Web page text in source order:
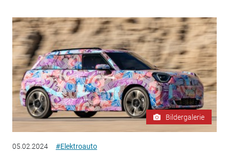
Bildergalerie
05.02.2024 #Elektroauto